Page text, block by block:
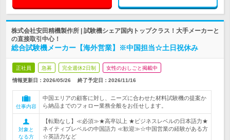
株式会社安田精機製作所 | 試験機シェア国内トップクラス！大手メーカーと
の直接取引中心！
総合試験機メーカー【海外営業】※中国担当☆土日祝休み
正社員 急募 完全週休2日制 女性のおしごと掲載中
情報更新日：2026/05/26 終了予定日： 2026/11/16
仕事内容
中国エリアの顧客に対し、ニーズに合わせた材料試験機の提案か
ら納品までのフォロー業務全般をお任せします。
対象と
なる方
【転勤なし】≪必須≫★高卒以上 ★ビジネスレベルの日本語力★
ネイティブレベルの中国語力 ≪歓迎≫☆中国営業の経験がある方
☆英語力など